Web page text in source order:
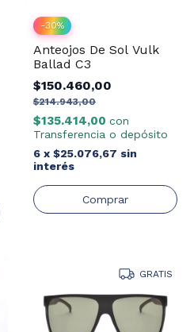
-30%
Anteojos De Sol Vulk
Ballad C3
$150.460,00
$214.943,00
$135.414,00 con
Transferencia o depósito
6 x $25.076,67 sin
interés
GRATIS